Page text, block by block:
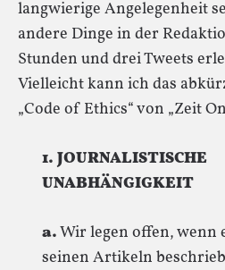
langwierige Angelegenheit
andere Dinge in der
Stunden und drei Tweets
Vielleicht kann ich das
„Code of Ethics“ von „Zeit
1. JOURNALISTISCHE
UNABHÄNGIGKEIT
a.Wir legen offen, wenn
seinen Artikeln